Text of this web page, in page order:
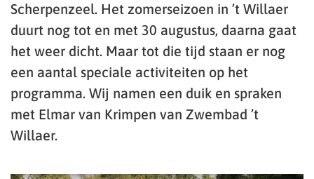
Scherpenzeel. Het zomerseizoen in ’t Willaer
duurt nog tot en met 30 augustus, daarna gaat
het weer dicht. Maar tot die tijd staan er nog
een aantal speciale activiteiten op het
programma. Wij namen een duik en spraken
met Elmar van Krimpen van Zwembad ’t
Willaer.